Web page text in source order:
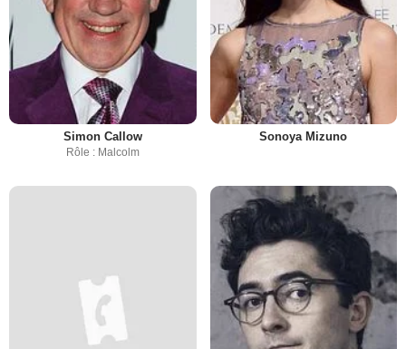
Simon Callow
Rôle : Malcolm
Sonoya Mizuno